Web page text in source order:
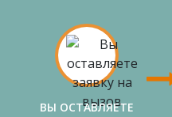
ВЫ ОСТАВЛЯЕТЕ